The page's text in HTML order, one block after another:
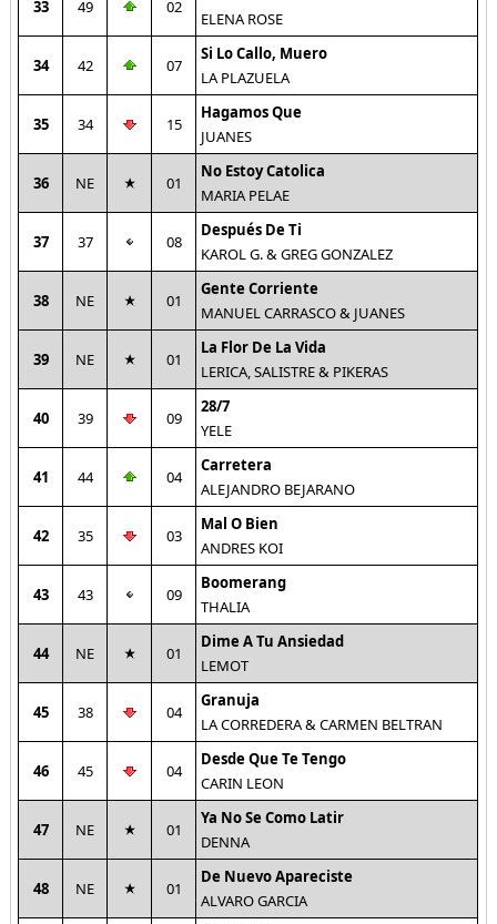
33 49 02
ELENA ROSE
34 42 07
Si Lo Callo, Muero
LA PLAZUELA
35 34 15
Hagamos Que
JUANES
36 NE 01
No Estoy Catolica
MARIA PELAE
37 37 08
Después De Ti
KAROL G. & GREG GONZALEZ
38 NE 01
Gente Corriente
MANUEL CARRASCO & JUANES
39 NE 01
La Flor De La Vida
LERICA, SALISTRE & PIKERAS
40 39 09
28/7
YELE
41 44 04
Carretera
ALEJANDRO BEJARANO
42 35 03
Mal O Bien
ANDRES KOI
43 43 09
Boomerang
THALIA
44 NE 01
Dime A Tu Ansiedad
LEMOT
45 38 04
Granuja
LA CORREDERA & CARMEN BELTRAN
46 45 04
Desde Que Te Tengo
CARIN LEON
47 NE 01
Ya No Se Como Latir
DENNA
48 NE 01
De Nuevo Apareciste
ALVARO GARCIA